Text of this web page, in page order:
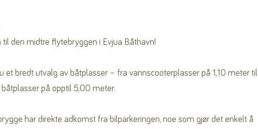
den midtre flytebryggen i Evjua Båthavn!
et bredt utvalg av båtplasser – fra vannscooterplasser på 1,10 meter til
på opptil 5,00 meter.
har direkte adkomst fra bilparkeringen, noe som gjør det enkelt å